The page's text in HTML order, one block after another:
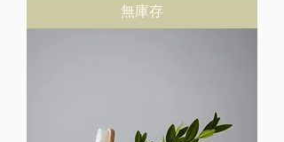
無庫存